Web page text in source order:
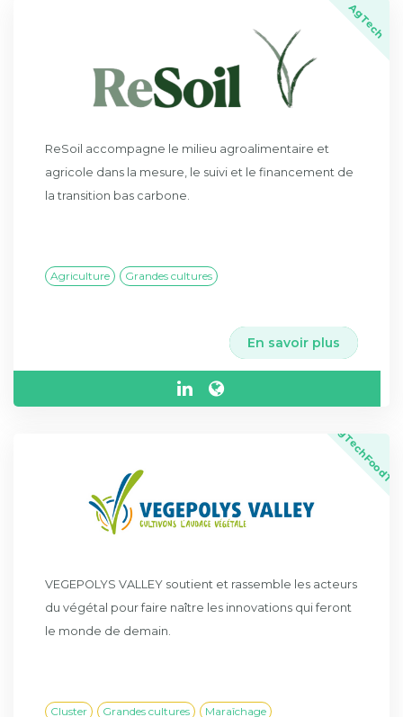
AgTech
ReSoil accompagne le milieu agroalimentaire et
agricole dans la mesure, le suivi et le financement de
la transition bas carbone.
Agriculture Grandes cultures
En savoir plus
AgTech
VEGEPOLYS VALLEY soutient et rassemble les acteurs
du végétal pour faire naître les innovations qui feront
le monde de demain.
Cluster Grandes cultures Maraîchage